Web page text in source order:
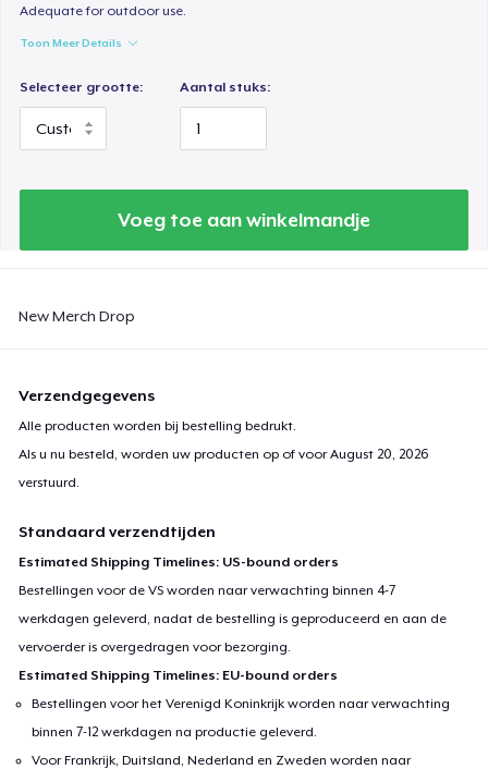
Adequate for outdoor use.
Toon Meer Details
Selecteer grootte: Aantal stuks:
Voeg toe aan winkelmandje
New Merch Drop
Verzendgegevens
Alle producten worden bij bestelling bedrukt.
Als u nu besteld, worden uw producten op of voorAugust 20, 2026
verstuurd.
Standaard verzendtijden
Estimated Shipping Timelines: US-bound orders
Bestellingen voor de VS worden naar verwachting binnen 4-7
werkdagen geleverd, nadat de bestelling is geproduceerd en aan de
vervoerder is overgedragen voor bezorging.
Estimated Shipping Timelines: EU-bound orders
Bestellingen voor het Verenigd Koninkrijk worden naar verwachting
binnen 7-12 werkdagen na productie geleverd.
Voor Frankrijk, Duitsland, Nederland en Zweden worden naar
US$ 24,99